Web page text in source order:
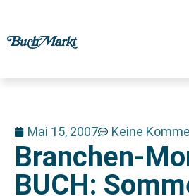
Mai 15, 2007 Keine
Branchen-
BUCH: